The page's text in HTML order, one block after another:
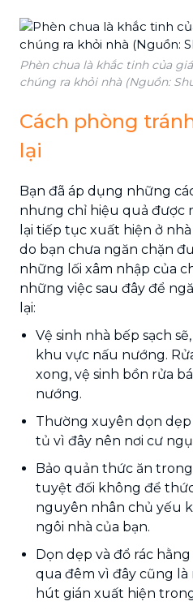
Phèn chua là khắc tinh của
chúng ra khỏi nhà (Nguồn:
Cách phòng
lại
Bạn đã áp dụng những
nhưng chỉ hiệu quả được
lại tiếp tục xuất hiện ở
do bạn chưa ngăn chặn
những lối xâm nhập của
những việc sau đây để
lại:
Vệ sinh nhà bếp sạch
khu vực nấu nướng.
xong, vệ sinh bồn rửa
nướng.
Thường xuyên dọn
tủ vì đây nên nơi cư
Bảo quản thức ăn
tuyệt đối không để
nguyên nhân chủ yếu
ngôi nhà của bạn.
Dọn dẹp và đổ rác
qua đêm vì đây cũng
hút gián xuất hiện